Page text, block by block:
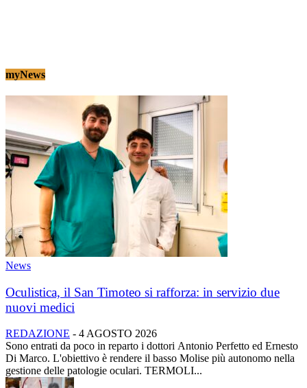
myNews
News
Oculistica, il San Timoteo si rafforza: in servizio due
nuovi medici
REDAZIONE - 4 AGOSTO 2026
Sono entrati da poco in reparto i dottori Antonio Perfetto ed Ernesto
Di Marco. L'obiettivo è rendere il basso Molise più autonomo nella
gestione delle patologie oculari. TERMOLI...